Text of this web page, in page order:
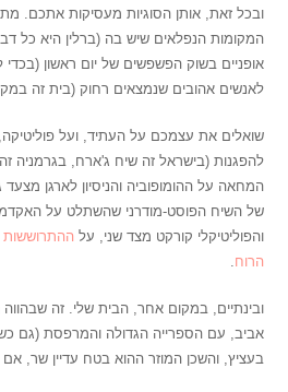
ובכל זאת, אותן הסוגיות מעסיקות אתכם.
המקומות הנפלאים שיש בה (ברלין היא כל
אופניים בשוק הפשפשים של יום ראשון
לאנשים אהובים שנמצאים רחוק (בית זה
שואלים את עצמכם על העתיד, ועל פוליטיקה,
להפגנות (בישראל זה שיח ג'ארח, בגרמניה זה
המחאה על ההומופוביה והניסיון לארגן מצעד
של השיח הפוסט-מודרני שהשתלט על
והפוליטיקלי קורקט מצד שני, עלההתרוששות
הרוח.
ובינתיים, במקום אחר, הבית שלי. זה
אביב, עם הספרייה הגדולה והמרפסת (גם
בעציץ, והשכן המוזר ההוא בטח עדיין שר,